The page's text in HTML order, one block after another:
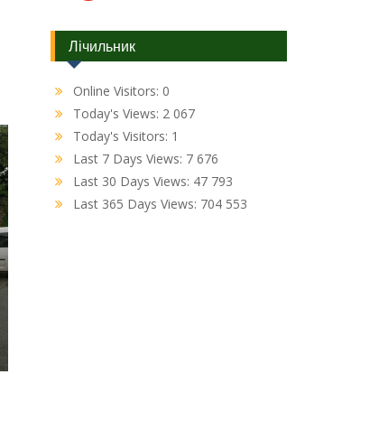
Лічильник
Online Visitors: 0
Today's Views: 2 067
Today's Visitors: 1
Last 7 Days Views: 7 676
Last 30 Days Views: 47 793
Last 365 Days Views: 704 553